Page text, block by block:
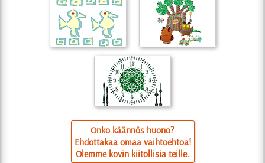
Onko käännös huono?
Ehdottakaa omaa vaihtoehtoa!
Olemme kovin kiitollisia teille.